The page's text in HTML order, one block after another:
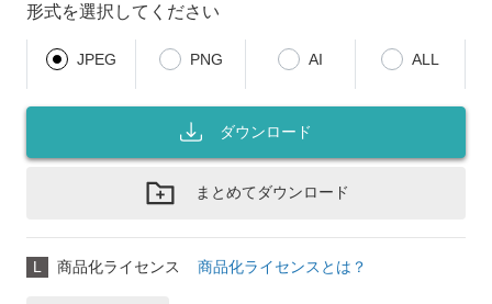
形式を選択してください
JPEG PNG AI ALL
ダウンロード
まとめてダウンロード
L 商品化ライセンス 商品化ライセンスとは？